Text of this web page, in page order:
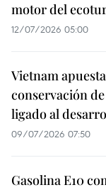
motor del
12/07/2026 05:00
Vietnam
conservación
ligado al
09/07/2026 07:50
Gasolina E10